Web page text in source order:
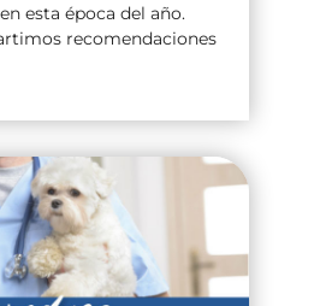
esta época del año.
recomendaciones